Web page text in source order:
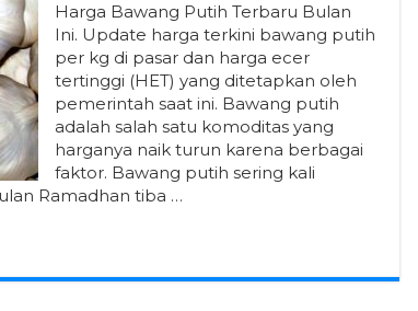
Harga Bawang Putih Terbaru Bulan
Ini. Update harga terkini bawang putih
per kg di pasar dan harga ecer
tertinggi (HET) yang ditetapkan oleh
pemerintah saat ini. Bawang putih
adalah salah satu komoditas yang
harganya naik turun karena berbagai
faktor. Bawang putih sering kali
Ramadhan tiba …